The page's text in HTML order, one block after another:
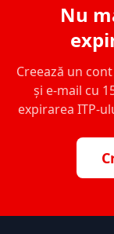
Nu
Creează un
și e-mail cu
expirarea ITP-